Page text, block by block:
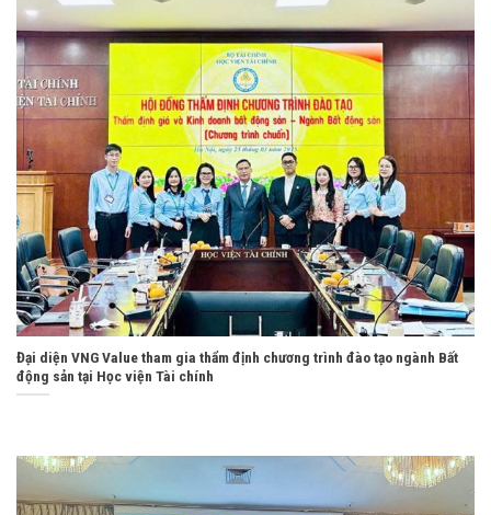
Đại diện VNG Value tham gia thẩm định chương trình đào tạo ngành Bất
động sản tại Học viện Tài chính